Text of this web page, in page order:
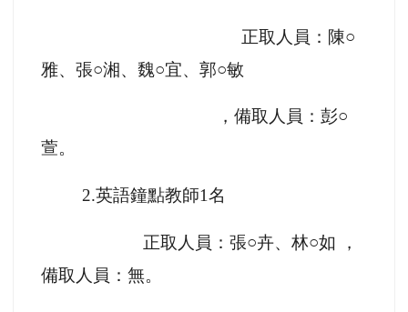
正取人員：陳○
雅、張○湘、魏○宜、郭○敏
，備取人員：彭○
萱。
2.英語鐘點教師1名
正取人員：張○卉、林○如 ，
備取人員：無。